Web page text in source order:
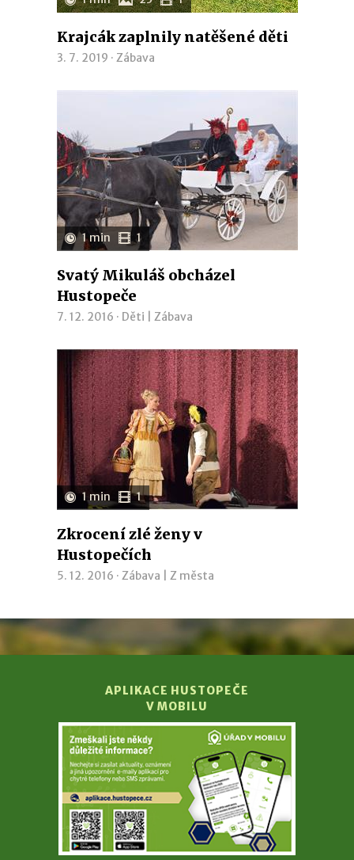
Krajcák zaplnily natěšené děti
3. 7. 2019 · Zábava
1 min 1
Svatý Mikuláš obcházel
Hustopeče
7. 12. 2016 · Děti Zábava
1 min 1
Zkrocení zlé ženy v
Hustopečích
5. 12. 2016 · Zábava Z města
APLIKACE HUSTOPEČE
V MOBILU